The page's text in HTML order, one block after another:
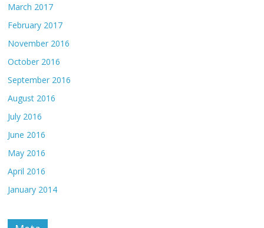
March 2017
February 2017
November 2016
October 2016
September 2016
August 2016
July 2016
June 2016
May 2016
April 2016
January 2014